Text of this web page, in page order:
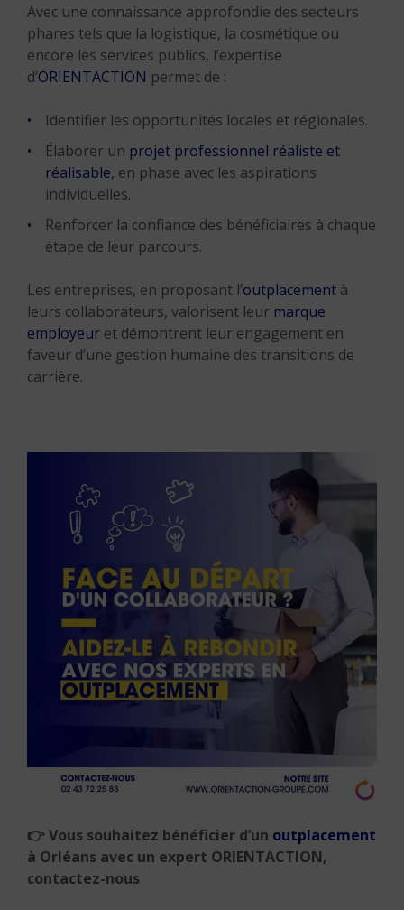
Avec une connaissance approfondie des secteurs
phares tels que la logistique, la cosmétique ou
encore les services publics, l’expertise
d’ORIENTACTION permet de :
Identifier les opportunités locales et régionales.
Élaborer un projet professionnel réaliste et
réalisable, en phase avec les aspirations
individuelles.
Renforcer la confiance des bénéficiaires à chaque
étape de leur parcours.
Les entreprises, en proposant l’outplacement à
leurs collaborateurs, valorisent leur marque
employeur et démontrent leur engagement en
faveur d’une gestion humaine des transitions de
carrière.
👉Vous souhaitez bénéficier d’un outplacement
à Orléans avec un expert ORIENTACTION,
contactez-nous